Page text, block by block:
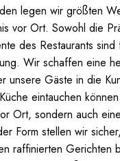
legen wir größten
vor Ort. Sowohl die
des Restaurants sind
Wir schaffen eine
unsere Gäste in die
eintauchen können.
Ort, sondern auch
Form stellen wir
raffinierten Gerichten